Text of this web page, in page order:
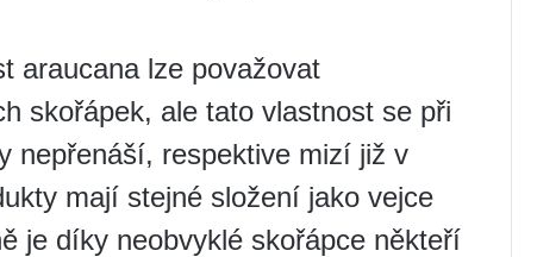
araucana lze považovat
skořápek, ale tato vlastnost se při
nepřenáší, respektive mizí již v
mají stejné složení jako vejce
je díky neobvyklé skořápce někteří